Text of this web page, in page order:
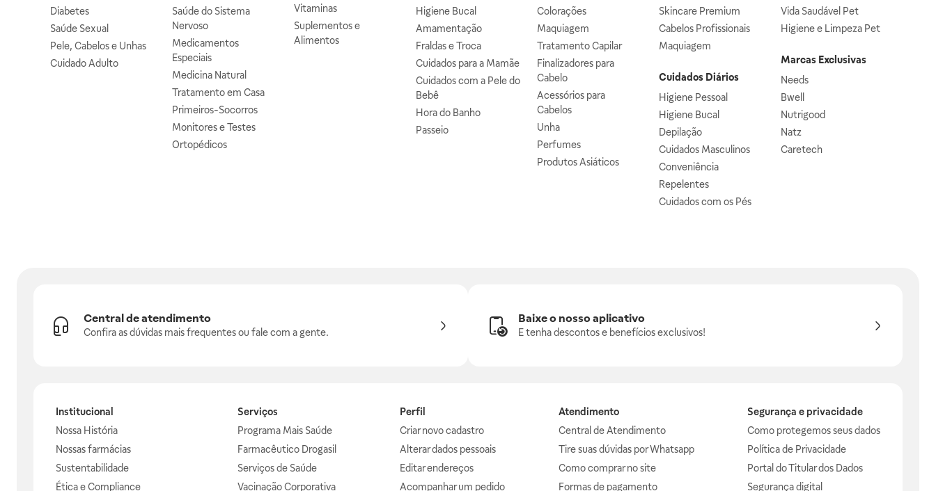
Diabetes
Saúde Sexual
Pele, Cabelos e Unhas
Cuidado Adulto
Saúde do Sistema
Nervoso
Medicamentos
Especiais
Medicina Natural
Tratamento em Casa
Primeiros-Socorros
Monitores e Testes
Ortopédicos
Vitaminas
Suplementos e
Alimentos
Higiene Bucal
Amamentação
Fraldas e Troca
Cuidados para a Mamãe
Cuidados com a Pele do
Bebê
Hora do Banho
Passeio
Colorações
Maquiagem
Tratamento Capilar
Finalizadores para
Cabelo
Acessórios para
Cabelos
Unha
Perfumes
Produtos Asiáticos
Skincare Premium
Cabelos Profissionais
Maquiagem
Cuidados Diários
Higiene Pessoal
Higiene Bucal
Depilação
Cuidados Masculinos
Conveniência
Repelentes
Cuidados com os Pés
Vida Saudável Pet
Higiene e Limpeza Pet
Marcas Exclusivas
Needs
Bwell
Nutrigood
Natz
Caretech
Central de atendimento
Confira as dúvidas mais frequentes ou fale com a gente.
Baixe o nosso aplicativo
E tenha descontos e benefícios exclusivos!
Institucional
Nossa História
Nossas farmácias
Sustentabilidade
Ética e Compliance
Serviços
Programa Mais Saúde
Farmacêutico Drogasil
Serviços de Saúde
Vacinação Corporativa
Perfil
Criar novo cadastro
Alterar dados pessoais
Editar endereços
Acompanhar um pedido
Atendimento
Central de Atendimento
Tire suas dúvidas por Whatsapp
Como comprar no site
Formas de pagamento
Segurança e privacidade
Como protegemos seus dados
Política de Privacidade
Portal do Titular dos Dados
Segurança digital